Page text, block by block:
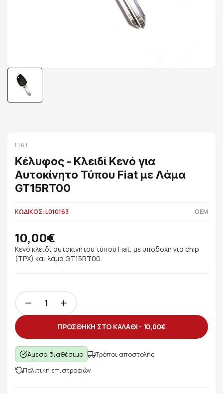
FIAT
Κέλυφος - Κλειδί Κενό για
Αυτοκίνητο Τύπου Fiat με Λάμα
GT15RT00
ΚΩΔΙΚΟΣ: L010163 OEM
10,00€
Κενό κλειδί αυτοκινήτου τύπου Fiat, με υποδοχή για chip
(TPX) και λάμα GT15RT00.
ΠΡΟΣΘΗΚΗ ΣΤΟ ΚΑΛΑΘΙ - 10,00€
Άμεσα διαθέσιμο
Τρόποι αποστολής
Πολιτική επιστροφών